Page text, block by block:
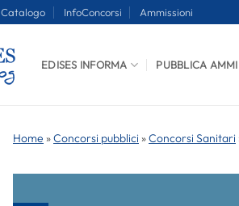
Catalogo InfoConcorsi Ammissioni
EDISES INFORMA PUBBLICA
Home »Concorsi pubblici »Concorsi Sanitari